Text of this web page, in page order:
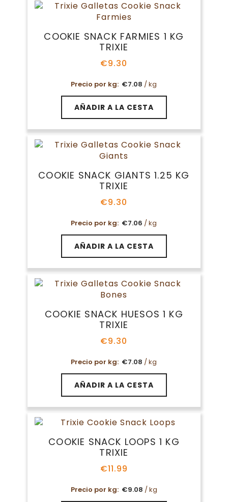
COOKIE SNACK FARMIES 1 KG
TRIXIE
€9.30
Precio por kg: €7.08 / kg
AÑADIR A LA CESTA
COOKIE SNACK GIANTS 1.25 KG
TRIXIE
€9.30
Precio por kg: €7.06 / kg
AÑADIR A LA CESTA
COOKIE SNACK HUESOS 1 KG
TRIXIE
€9.30
Precio por kg: €7.08 / kg
AÑADIR A LA CESTA
COOKIE SNACK LOOPS 1 KG
TRIXIE
€11.99
Precio por kg: €9.08 / kg